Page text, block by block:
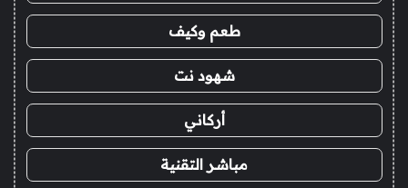
طعم وكيف
شهود نت
أركاني
مباشر التقنية